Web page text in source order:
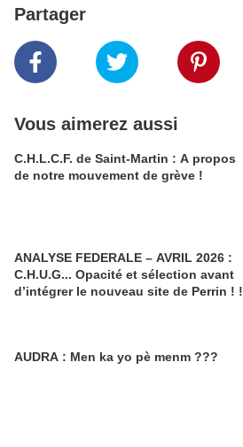
Partager
Vous aimerez aussi
C.H.L.C.F. de Saint-Martin : A propos
de notre mouvement de grève !
ANALYSE FEDERALE – AVRIL 2026 :
C.H.U.G... Opacité et sélection avant
d’intégrer le nouveau site de Perrin ! !
AUDRA : Men ka yo pè menm ???